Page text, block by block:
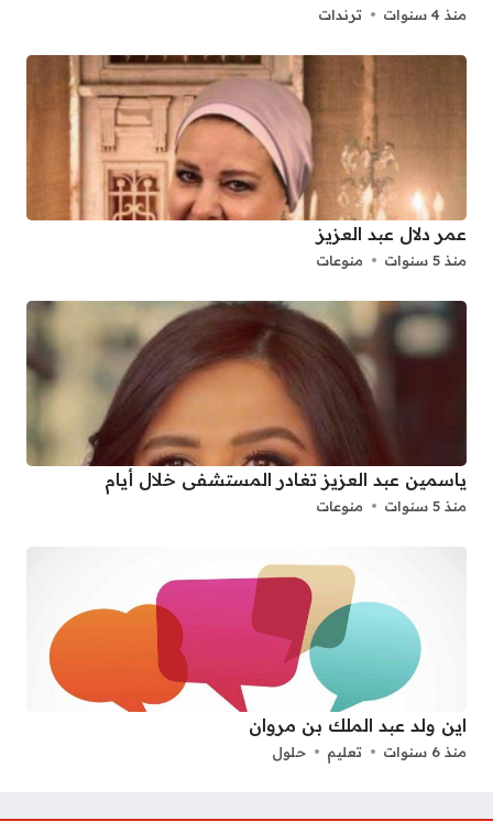
منذ 4 سنوات ترندات
عمر دلال عبد العزيز
منذ 5 سنوات منوعات
ياسمين عبد العزيز تغادر المستشفى خلال أيام
منذ 5 سنوات منوعات
اين ولد عبد الملك بن مروان
منذ 6 سنوات تعليم حلول